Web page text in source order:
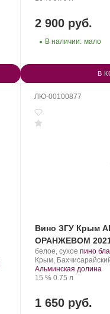
2 900 руб.
В наличии: мало
В
ЛЮ-00100877
Вино ЗГУ Крым
ОРАНЖЕВОМ
Производитель:
Alma
Valley.
белое, сухое .
Сорт
пино
Регион:
Крым,
Альминская долина
Крепость
15 %. Объем
0.75 л
1 650 руб.